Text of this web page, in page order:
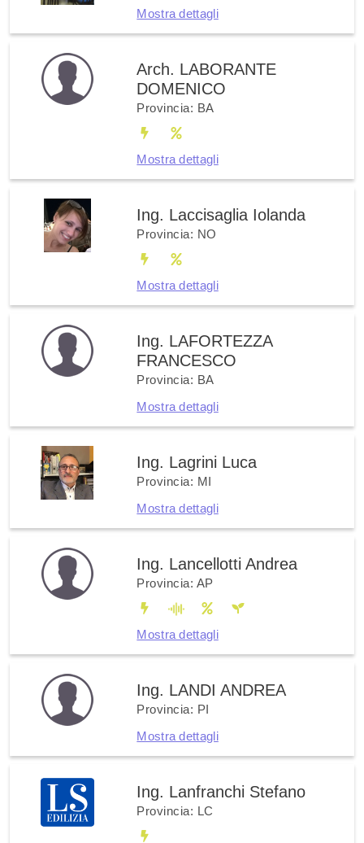
Mostra dettagli
Arch. LABORANTE
DOMENICO
Provincia: BA
Mostra dettagli
Ing. Laccisaglia Iolanda
Provincia: NO
Mostra dettagli
Ing. LAFORTEZZA
FRANCESCO
Provincia: BA
Mostra dettagli
Ing. Lagrini Luca
Provincia: MI
Mostra dettagli
Ing. Lancellotti Andrea
Provincia: AP
Mostra dettagli
Ing. LANDI ANDREA
Provincia: PI
Mostra dettagli
Ing. Lanfranchi Stefano
Provincia: LC